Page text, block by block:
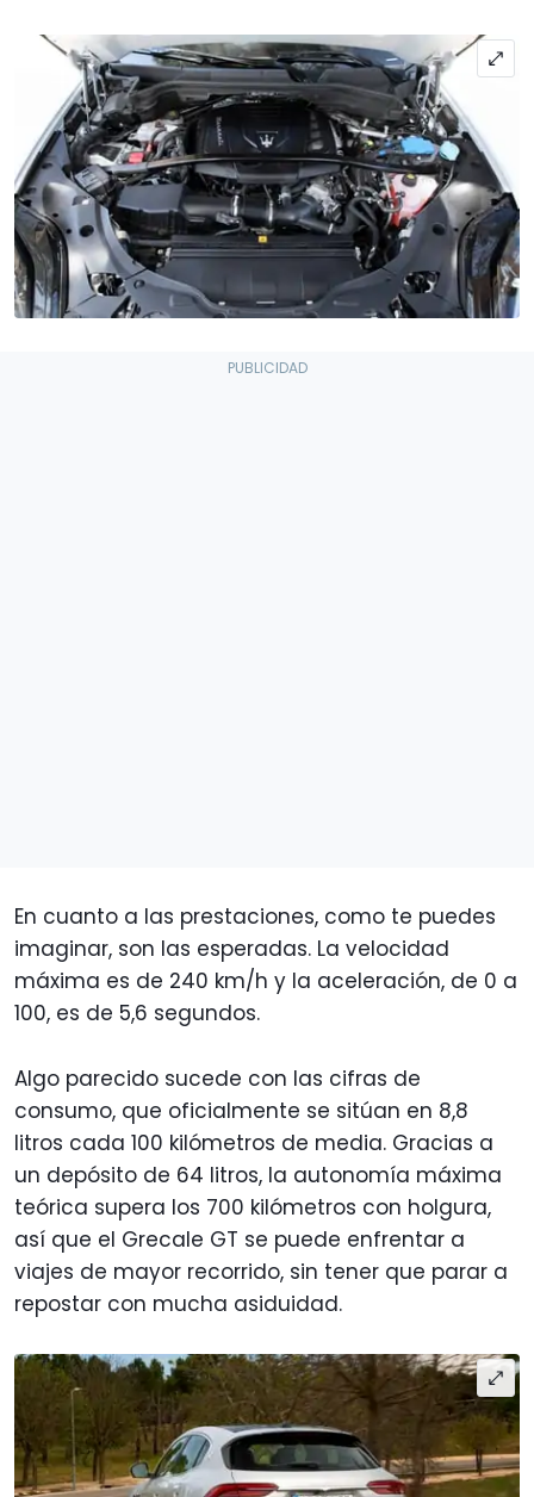
En cuanto a las prestaciones, como te puedes
imaginar, son las esperadas. La velocidad
máxima es de 240 km/h y la aceleración, de 0 a
100, es de 5,6 segundos.
Algo parecido sucede con las cifras de
consumo, que oficialmente se sitúan en 8,8
litros cada 100 kilómetros de media. Gracias a
un depósito de 64 litros, la autonomía máxima
teórica supera los 700 kilómetros con holgura,
así que el Grecale GT se puede enfrentar a
viajes de mayor recorrido, sin tener que parar a
repostar con mucha asiduidad.